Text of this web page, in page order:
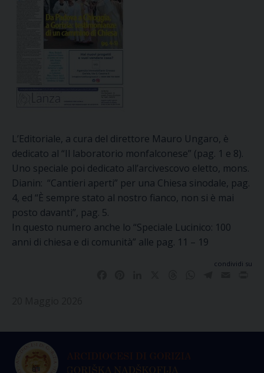
L’Editoriale, a cura del direttore Mauro Ungaro, è
dedicato al “Il laboratorio monfalconese” (pag. 1 e 8).
Uno speciale poi dedicato all’arcivescovo eletto, mons.
Dianin: “Cantieri aperti” per una Chiesa sinodale, pag.
4, ed “È sempre stato al nostro fianco, non si è mai
posto davanti”, pag. 5.
In questo numero anche lo “Speciale Lucinico: 100
anni di chiesa e di comunità” alle pag. 11 – 19
condividi su